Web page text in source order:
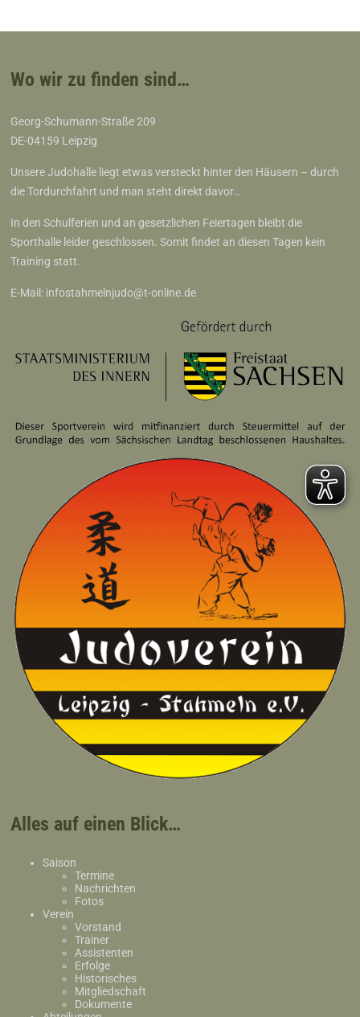
Wo wir zu finden sind…
Georg-Schumann-Straße 209
DE-04159 Leipzig
Unsere Judohalle liegt etwas versteckt hinter den Häusern – durch
die Tordurchfahrt und man steht direkt davor…
In den Schulferien und an gesetzlichen Feiertagen bleibt die
Sporthalle leider geschlossen. Somit findet an diesen Tagen kein
Training statt.
E-Mail: infostahmelnjudo@t-online.de
Alles auf einen Blick…
Saison
Termine
Nachrichten
Fotos
Verein
Vorstand
Trainer
Assistenten
Erfolge
Historisches
Mitgliedschaft
Dokumente